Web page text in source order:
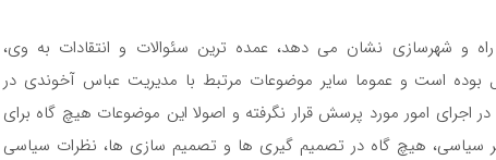
و شهرسازی نشان می دهد، عمده ترین سئوالات و انتقادات به وی،
است و عموما سایر موضوعات مرتبط با مدیریت عباس آخوندی در
امور مورد پرسش قرار نگرفته و اصولا این موضوعات هیچ گاه برای
سیاسی، هیچ گاه در تصمیم گیری ها و تصمیم سازی ها، نظرات سیاسی